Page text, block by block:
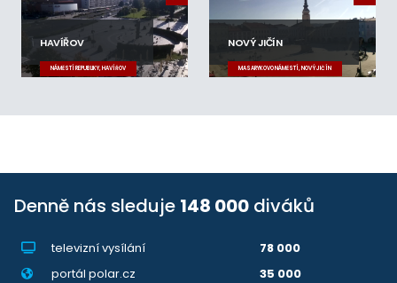
HAVÍŘOV
NÁMĚSTÍ REPUBLIKY, HAVÍŘOV
NOVÝ JIČÍN
MASARYKOVO NÁMĚSTÍ, NOVÝ JIČÍN
Denně nás sleduje 148 000 diváků
televizní vysílání
78 000
portál polar.cz
35 000